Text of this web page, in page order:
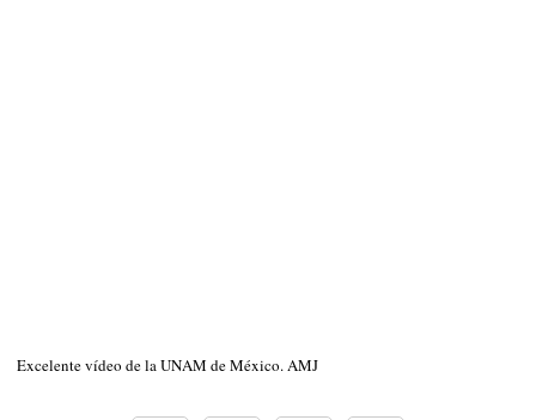
Excelente vídeo de la UNAM de México. AMJ